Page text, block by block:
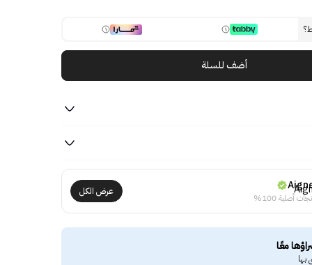
أضف للسلة
أصلية 100%
عرض الكل
معًا
بها